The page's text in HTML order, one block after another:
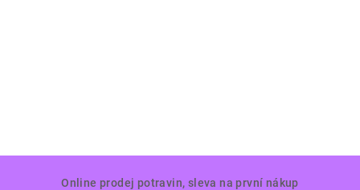
Online prodej potravin, sleva na první nákup